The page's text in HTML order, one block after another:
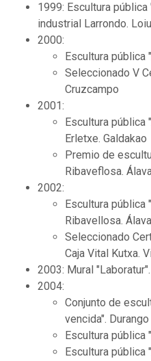
1999: Escultura pública
industrial Larrondo. Loiu
2000:
Escultura pública
Seleccionado V
Cruzcampo
2001:
Escultura pública
Erletxe. Galdakao
Premio de
Ribaveflosa.
2002:
Escultura pública
Ribavellosa. Álava
Seleccionado
Caja Vital Kutxa.
2003: Mural
2004:
Conjunto de
vencida". Durango
Escultura pública
Escultura pública